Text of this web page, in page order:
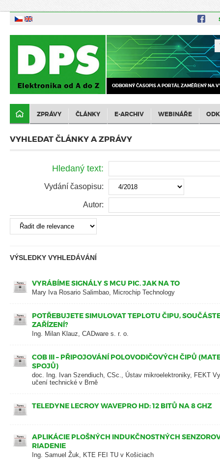
ODBORNÝ ČASOPIS A PORTÁL ZAMĚŘENÝ NA
ZPRÁVY ČLÁNKY E-ARCHIV WEBINÁŘE
VYHLEDAT ČLÁNKY A ZPRÁVY
Hledaný text:
Vydání časopisu:
Autor:
VÝSLEDKY VYHLEDÁVÁNÍ
VYRÁBÍME SIGNÁLY S MCU PIC. JAK NA TO
Mary Iva Rosario Salimbao, Microchip Technology
POTŘEBUJETE SIMULOVAT TEPLOTU ČIPU,
ZAŘÍZENÍ?
Ing. Milan Klauz, CADware s. r. o.
COB III – PŘIPOJOVÁNÍ POLOVODIČOVÝCH ČIPŮ
SPOJŮ)
doc. Ing. Ivan Szendiuch, CSc., Ústav mikroelektroniky, FEKT
učení technické v Brně
TELEDYNE LECROY WAVEPRO HD: 12 BITŮ NA 8 GHZ
APLIKÁCIE PLOŠNÝCH INDUKČNOSTNÝCH
RIADENIE
Ing. Samuel Žuk, KTE FEI TU v Košiciach